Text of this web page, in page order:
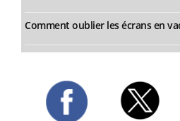
Comment oublier les écrans en